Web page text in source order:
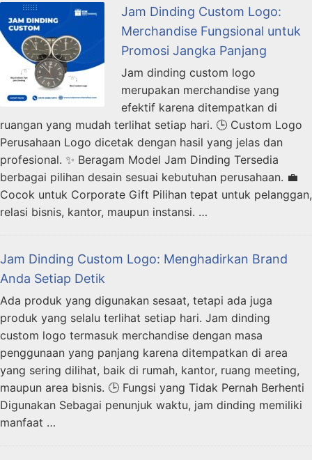
Jam Dinding Custom Logo:
Merchandise Fungsional untuk
Promosi Jangka Panjang
Jam dinding custom logo
merupakan merchandise yang
efektif karena ditempatkan di
ruangan yang mudah terlihat setiap hari. 🕒 Custom Logo
Perusahaan Logo dicetak dengan hasil yang jelas dan
profesional. ✨ Beragam Model Jam Dinding Tersedia
berbagai pilihan desain sesuai kebutuhan perusahaan. 💼
Cocok untuk Corporate Gift Pilihan tepat untuk pelanggan,
relasi bisnis, kantor, maupun instansi. …
Jam Dinding Custom Logo: Menghadirkan Brand
Anda Setiap Detik
Ada produk yang digunakan sesaat, tetapi ada juga
produk yang selalu terlihat setiap hari. Jam dinding
custom logo termasuk merchandise dengan masa
penggunaan yang panjang karena ditempatkan di area
yang sering dilihat, baik di rumah, kantor, ruang meeting,
maupun area bisnis. 🕒 Fungsi yang Tidak Pernah Berhenti
Digunakan Sebagai penunjuk waktu, jam dinding memiliki
manfaat …